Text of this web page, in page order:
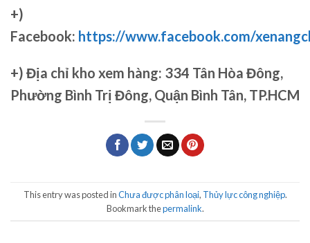
+)
Facebook: https://www.facebook.com/
+) Địa chỉ kho xem hàng: 334 Tân Hòa Đông,
Phường Bình Trị Đông, Quận Bình Tân, TP.HCM
This entry was posted inChưa được phân loại, Thủy lực công nghiệp.
Bookmark thepermalink.